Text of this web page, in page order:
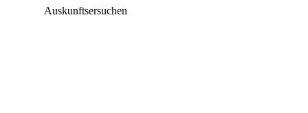
Auskunftsersuchen